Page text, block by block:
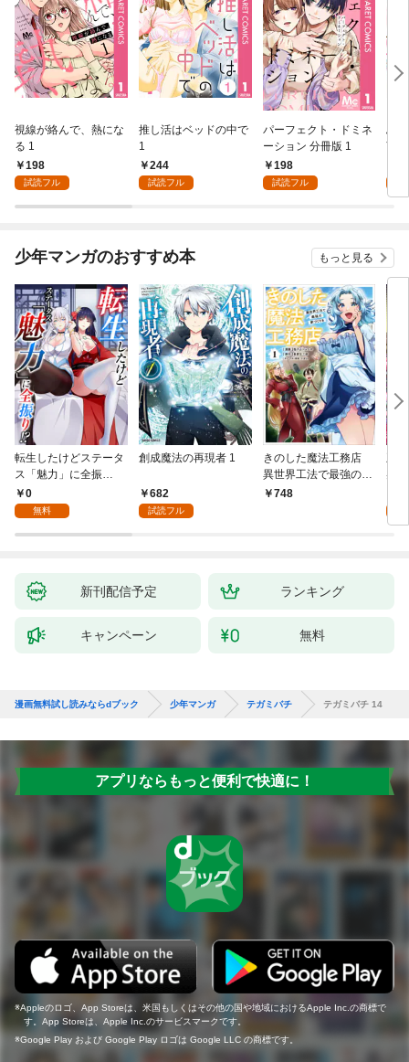
視線が絡んで、熱にな
る 1
198
試読フル
推し活はベッドの中で
1
244
試読フル
パーフェクト・ドミネ
ーション 分冊版 1
198
試読フル
ふ
言
少年マンガのおすすめ本 もっと見る
転生したけどステータ
ス「魅力」に全振
り！？(1)
0
無料
創成魔法の再現者 1
682
試読フル
きのした魔法工務店
異世界工法で最強の家
づくりを（コミック）
748
兆
る
新刊配信予定 ランキング
キャンペーン 無料
漫画無料試し読みならdブック 少年マンガ テガミバチ テガミバチ 14
アプリならもっと便利で快適に！
Appleのロゴ、App Storeは、米国もしくはその他の国や地域におけるApple Inc.の商標で
す。App Storeは、Apple Inc.のサービスマークです。
Google Play および Google Play ロゴは Google LLC の商標です。